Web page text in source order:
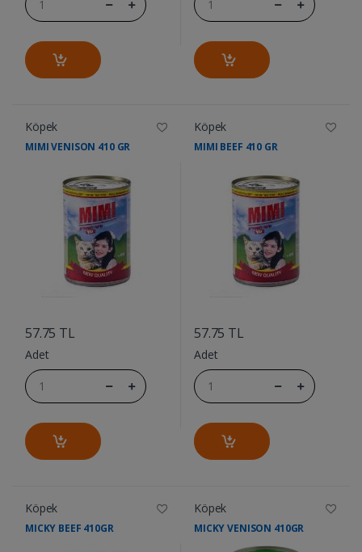
Köpek
MIMI VENISON 410 GR
57.75 TL
Adet
Köpek
MIMI BEEF 410 GR
57.75 TL
Adet
Köpek
MICKY BEEF 410GR
Köpek
MICKY VENISON 410GR